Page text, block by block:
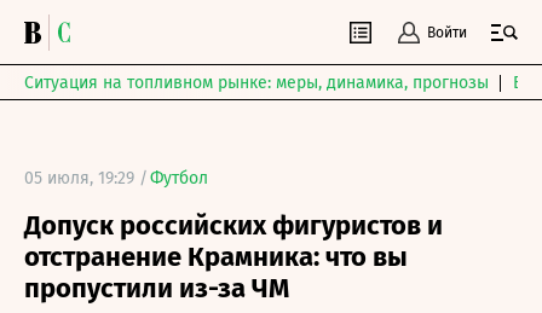
Войти
Ситуация на топливном рынке: меры, динамика, прогнозы
05 июля, 19:29 /Футбол
Допуск российских фигуристов и
отстранение Крамника: что вы
пропустили из-за ЧМ